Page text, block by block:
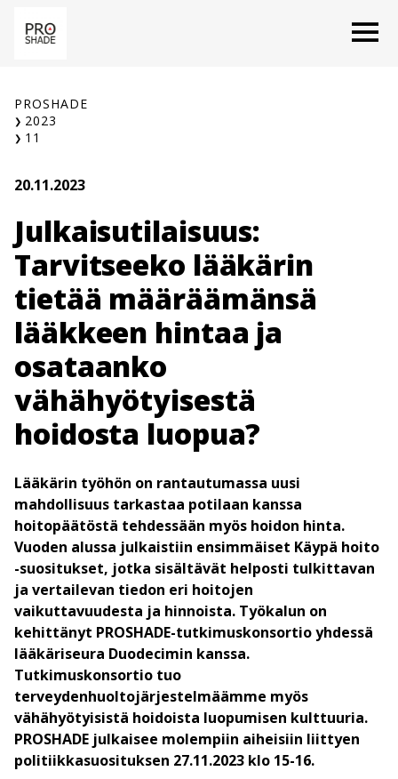
sisältöön
PROSHADE
2023
11
20.11.2023
Julkaisutilaisuus:
Tarvitseeko lääkärin
tietää määräämänsä
lääkkeen hintaa ja
osataanko
vähähyötyisestä
hoidosta luopua?
Lääkärin työhön on rantautumassa uusi
mahdollisuus tarkastaa potilaan kanssa
hoitopäätöstä tehdessään myös hoidon hinta.
Vuoden alussa julkaistiin ensimmäiset Käypä hoito
-suositukset, jotka sisältävät helposti tulkittavan
ja vertailevan tiedon eri hoitojen
vaikuttavuudesta ja hinnoista. Työkalun on
kehittänyt PROSHADE-tutkimuskonsortio yhdessä
lääkäriseura Duodecimin kanssa.
Tutkimuskonsortio tuo
terveydenhuoltojärjestelmäämme myös
vähähyötyisistä hoidoista luopumisen kulttuuria.
PROSHADE julkaisee molempiin aiheisiin liittyen
politiikkasuosituksen 27.11.2023 klo 15-16.